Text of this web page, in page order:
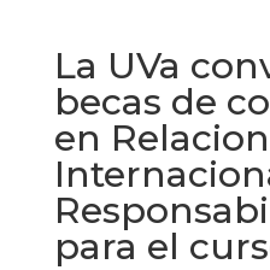
La UVa
becas de
en
para el